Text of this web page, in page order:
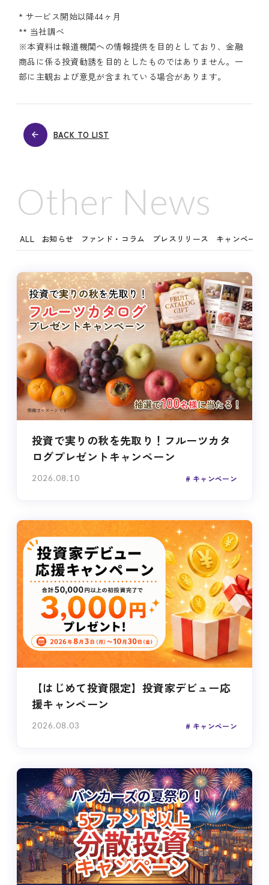
* サービス開始以降44ヶ月
** 当社調べ
※本資料は報道機関への情報提供を目的としており、金融
商品に係る投資勧誘を目的としたものではありません。一
部に主観および意見が含まれている場合があります。
BACK TO LIST
Other News
ALL お知らせ ファンド・コラム プレスリリース キャンペーン
投資で実りの秋を先取り！フルーツカタ
ログプレゼントキャンペーン
2026.08.10 キャンペーン
【はじめて投資限定】投資家デビュー応
援キャンペーン
2026.08.03 キャンペーン